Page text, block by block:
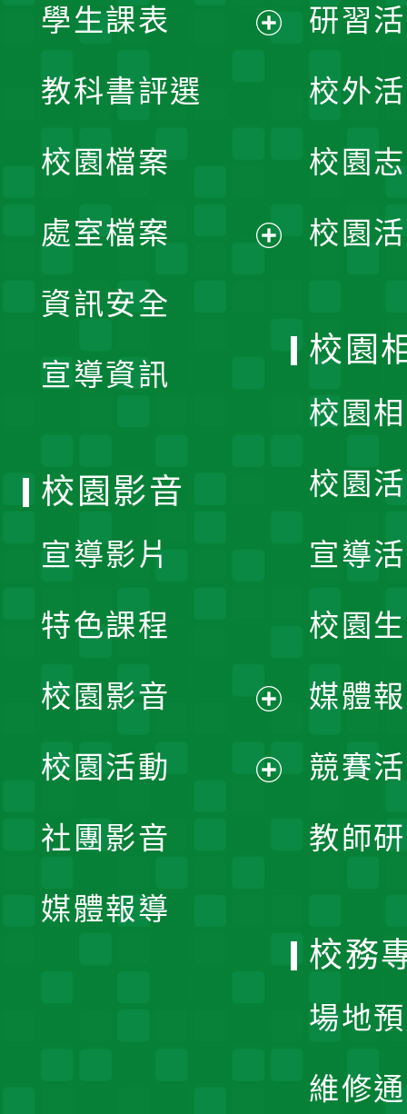
學生課表
單
教科書評選
校園檔案
處室檔案
資訊安全
宣導資訊
研習
校外
校園
校園
校園
校園
校園
宣導
校園
媒體
競賽
教師
校園影音
宣導影片
特色課程
校園影音
開
校園活動
社團影音
媒體報導
校務
場地
維修